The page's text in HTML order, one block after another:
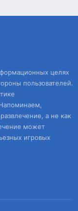
целях
пользователей.
а не как
может
игровых